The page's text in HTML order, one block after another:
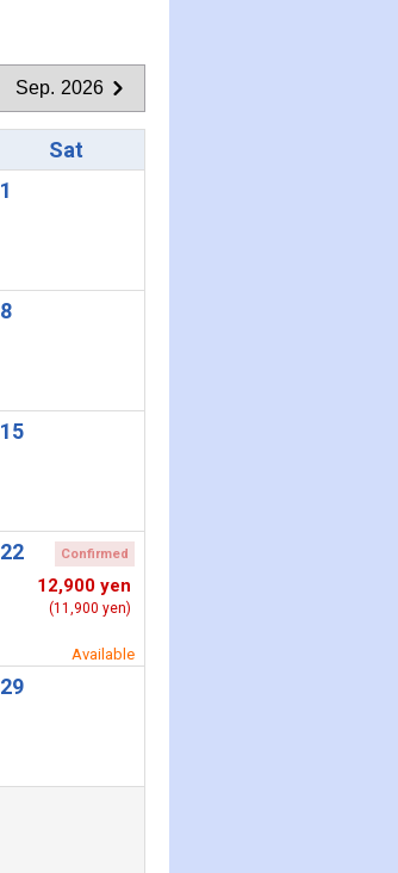
Sep. 2026
Sat
1
8
15
22 Confirmed
12,900 yen
(11,900 yen)
Available
29